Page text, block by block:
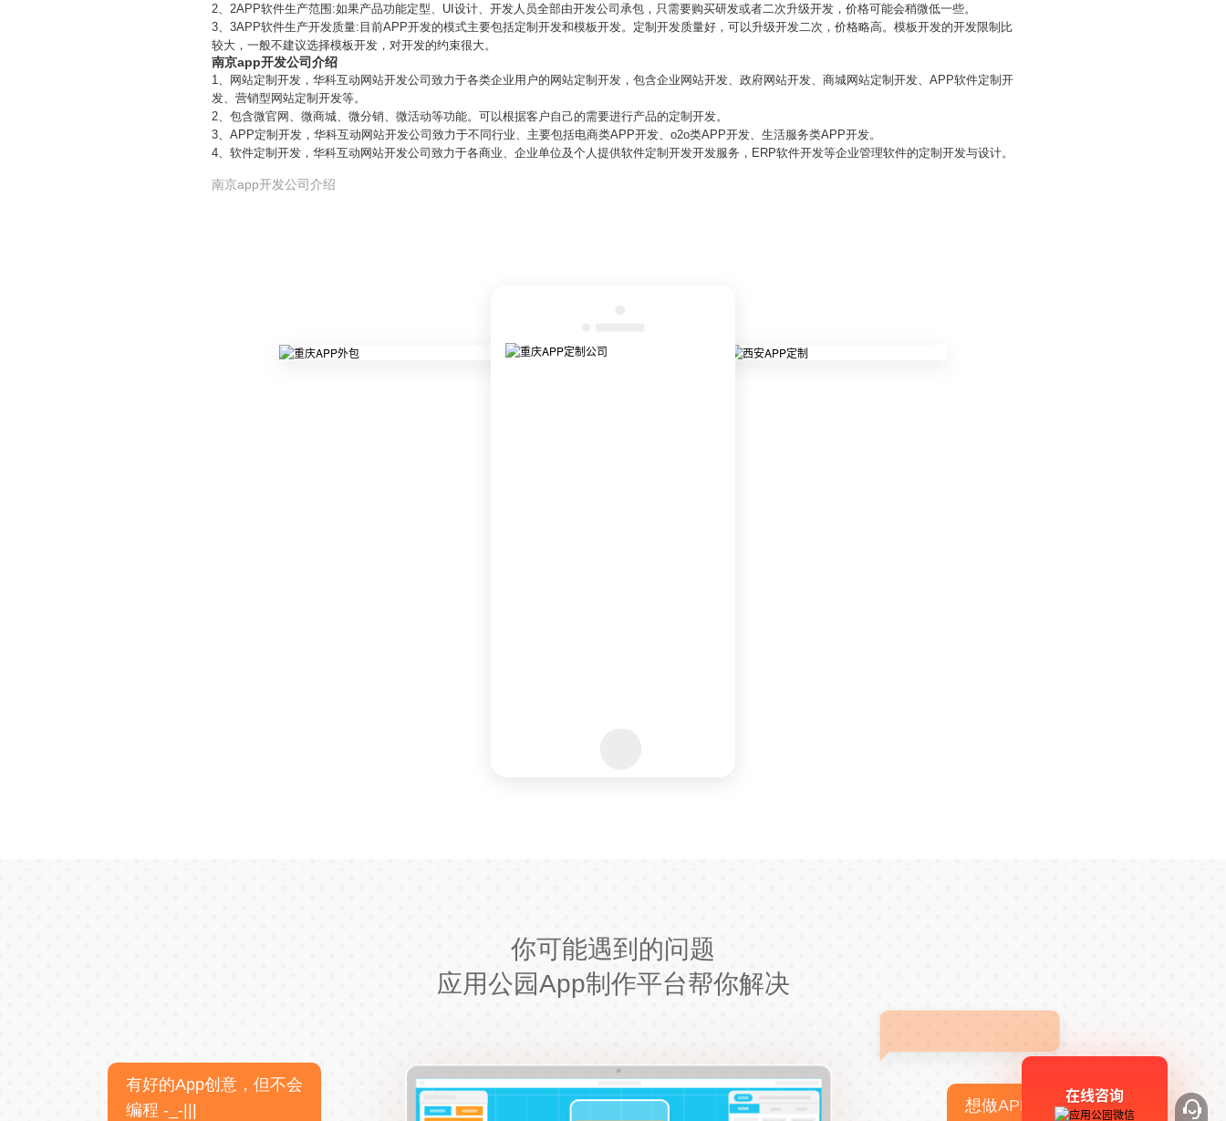
2、2APP软件生产范围:如果产品功能定型、UI设计、开发人员全部由开发公司承包，只需要购买研发或者二次升级开发，价格可能会稍微低一些。
3、3APP软件生产开发质量:目前APP开发的模式主要包括定制开发和模板开发。定制开发质量好，可以升级开发二次，价格略高。模板开发的开发限制比
较大，一般不建议选择模板开发，对开发的约束很大。
南京app开发公司介绍
1、网站定制开发，华科互动网站开发公司致力于各类企业用户的网站定制开发，包含企业网站开发、政府网站开发、商城网站定制开发、APP软件定制开
发、营销型网站定制开发等。
2、包含微官网、微商城、微分销、微活动等功能。可以根据客户自己的需要进行产品的定制开发。
3、APP定制开发，华科互动网站开发公司致力于不同行业、主要包括电商类APP开发、o2o类APP开发、生活服务类APP开发。
4、软件定制开发，华科互动网站开发公司致力于各商业、企业单位及个人提供软件定制开发开发服务，ERP软件开发等企业管理软件的定制开发与设计。
南京app开发公司介绍
你可能遇到的问题
应用公园App制作平台帮你解决
有好的App创意，但不会
编程 -_-|||
想做APP，但没有技术
在线咨询